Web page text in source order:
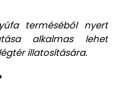
terméséből nyert
alkalmas lehet
illatosítására.